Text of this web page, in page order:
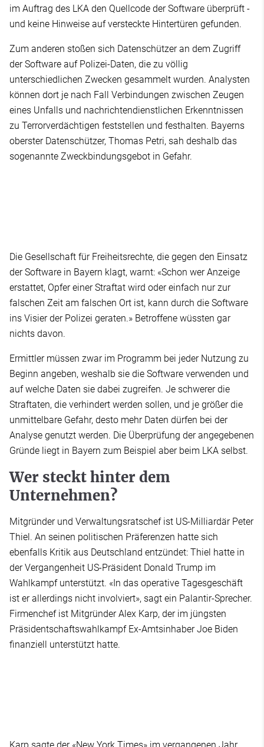
im Auftrag des LKA den Quellcode der Software überprüft -
und keine Hinweise auf versteckte Hintertüren gefunden.
Zum anderen stoßen sich Datenschützer an dem Zugriff
der Software auf Polizei-Daten, die zu völlig
unterschiedlichen Zwecken gesammelt wurden. Analysten
können dort je nach Fall Verbindungen zwischen Zeugen
eines Unfalls und nachrichtendienstlichen Erkenntnissen
zu Terrorverdächtigen feststellen und festhalten. Bayerns
oberster Datenschützer, Thomas Petri, sah deshalb das
sogenannte Zweckbindungsgebot in Gefahr.
Die Gesellschaft für Freiheitsrechte, die gegen den Einsatz
der Software in Bayern klagt, warnt: «Schon wer Anzeige
erstattet, Opfer einer Straftat wird oder einfach nur zur
falschen Zeit am falschen Ort ist, kann durch die Software
ins Visier der Polizei geraten.» Betroffene wüssten gar
nichts davon.
Ermittler müssen zwar im Programm bei jeder Nutzung zu
Beginn angeben, weshalb sie die Software verwenden und
auf welche Daten sie dabei zugreifen. Je schwerer die
Straftaten, die verhindert werden sollen, und je größer die
unmittelbare Gefahr, desto mehr Daten dürfen bei der
Analyse genutzt werden. Die Überprüfung der angegebenen
Gründe liegt in Bayern zum Beispiel aber beim LKA selbst.
Wer steckt hinter dem
Unternehmen?
Mitgründer und Verwaltungsratschef ist US-Milliardär Peter
Thiel. An seinen politischen Präferenzen hatte sich
ebenfalls Kritik aus Deutschland entzündet: Thiel hatte in
der Vergangenheit US-Präsident Donald Trump im
Wahlkampf unterstützt. «In das operative Tagesgeschäft
ist er allerdings nicht involviert», sagt ein Palantir-Sprecher.
Firmenchef ist Mitgründer Alex Karp, der im jüngsten
Präsidentschaftswahlkampf Ex-Amtsinhaber Joe Biden
finanziell unterstützt hatte.